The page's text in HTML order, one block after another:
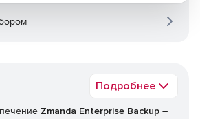
Подробнее
Zmanda Enterprise Backup –